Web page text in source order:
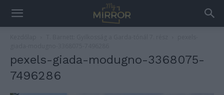
pexels-giada-modugno-3368075-
7496286